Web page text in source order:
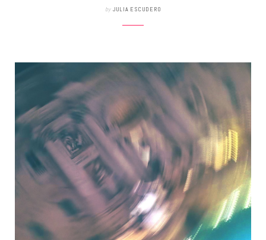
by JULIA ESCUDERO